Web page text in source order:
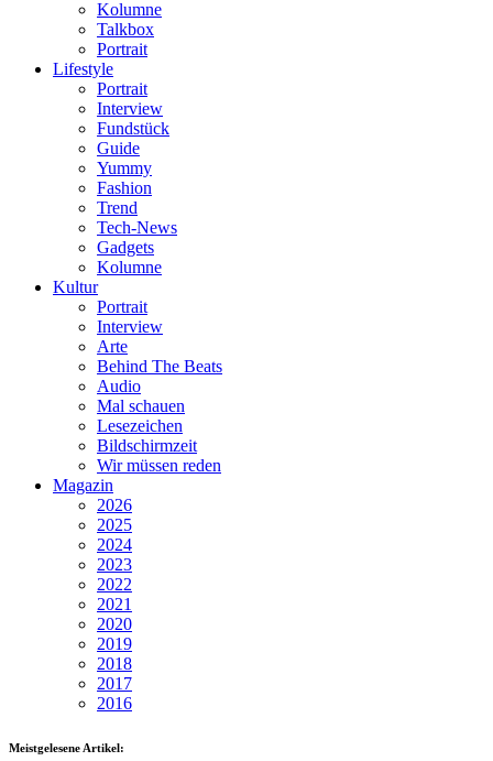
Kolumne
Talkbox
Portrait
Lifestyle
Portrait
Interview
Fundstück
Guide
Yummy
Fashion
Trend
Tech-News
Gadgets
Kolumne
Kultur
Portrait
Interview
Arte
Behind The Beats
Audio
Mal schauen
Lesezeichen
Bildschirmzeit
Wir müssen reden
Magazin
2026
2025
2024
2023
2022
2021
2020
2019
2018
2017
2016
Meistgelesene Artikel: